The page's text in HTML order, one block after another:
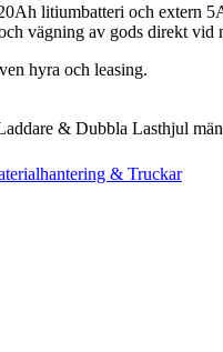
litiumbatteri och
vägning av gods direkt
hyra och leasing.
& Dubbla Lasthjul
& Truckar